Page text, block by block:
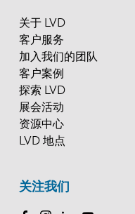
关于 LVD
客户服务
加入我们的团队
客户案例
探索 LVD
展会活动
资源中心
LVD 地点
关注我们